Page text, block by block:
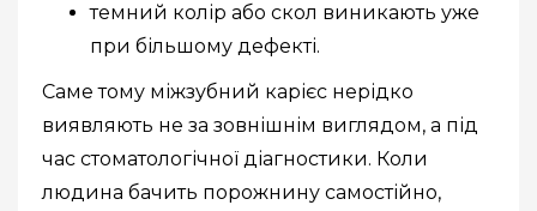
темний колір або скол виникають уже
при більшому дефекті.
Саме тому міжзубний карієс нерідко
виявляють не за зовнішнім виглядом, а під
час стоматологічної діагностики. Коли
людина бачить порожнину самостійно,